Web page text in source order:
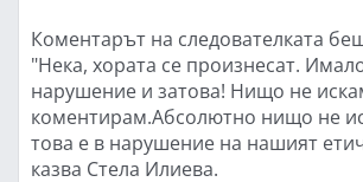
Коментарът на следователката
"Нека, хората се произнесат.
нарушение и затова! Нищо не
коментирам.Абсолютно нищо не
това е в нарушение на нашият
казва Стела Илиева.